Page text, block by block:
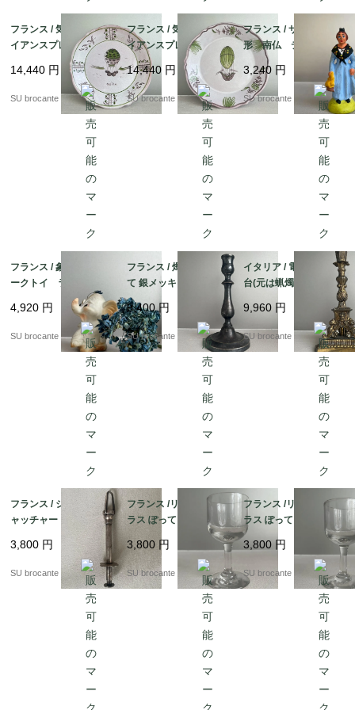
フランス / 気球のファ
イアンスプレートB
14,440 円
SU brocante
フランス / 気球のファ
イアンスプレートA
陶器
14,440 円
SU brocante
フランス / サントン人
形 南仏 テラコッタ
素焼き
3,240 円
SU brocante
フランス / 象のスクイ
ークトイ ラバー(ゴ
4,920 円
SU brocante
フランス / 燭台 蝋燭立
て 銀メッキ？
9,400円
SU brocante
イタリア / 電気ランプ
台(元は蝋燭立て) 真
9,960 円
SU brocante
フランス / シュガーキ
ャッチャー 銀メッキ
3,800 円
SU brocante
フランス /リキュールグ
ラス ぽってりラウンド
3,800 円
SU brocante
フランス /リキュールグ
ラス ぽってりラウンド
B 吹きガラス
3,800 円
SU brocante